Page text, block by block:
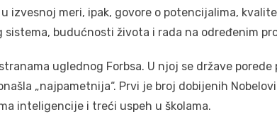
izvesnoj meri, ipak, govore o potencijalima,
budućnosti života i rada na određenim
uglednog Forbsa. U njoj se države porede
„najpametnija“. Prvi je broj dobijenih
inteligencije i treći uspeh u školama.